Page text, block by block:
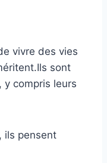
vivre des vies
sont
compris leurs
ils pensent